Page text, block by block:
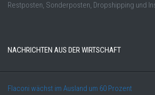
Restposten, Sonderposten, Dropshipping und
NACHRICHTEN AUS DER WIRTSCHAFT
Flaconi wächst im Ausland um 60 Prozent